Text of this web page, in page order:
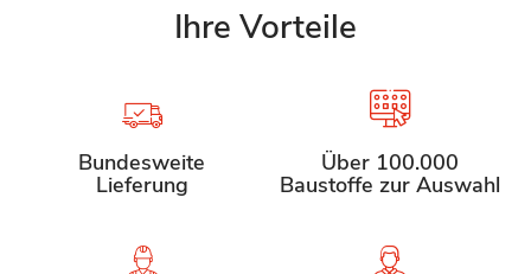
Ihre Vorteile
Bundesweite
Lieferung
Über 100.000
Baustoffe zur Auswahl